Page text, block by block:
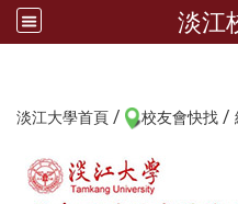
淡江
淡江大學首頁 / 校友會快找 /